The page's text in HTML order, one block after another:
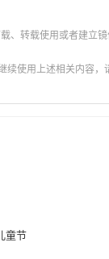
转载使用或者建立镜
使用上述相关内容
童节